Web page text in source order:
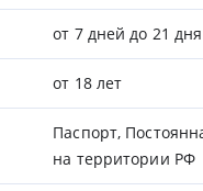
от 7 дней до 21 дня
от 18 лет
Паспорт,
на территории РФ